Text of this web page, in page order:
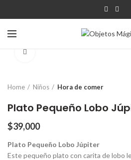
Home Niños Hora de comer
Plato Pequeño Lobo
$39,000
Plato Pequeño Lobo Júpiter
Este pequeño plato con carita de lobo